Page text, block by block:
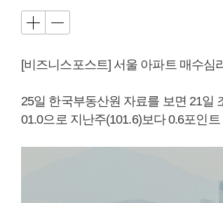
[비즈니스포스트] 서울 아파트 매수
25일 한국부동산원 자료를 보면 21일
01.0으로 지난주(101.6)보다 0.6포인